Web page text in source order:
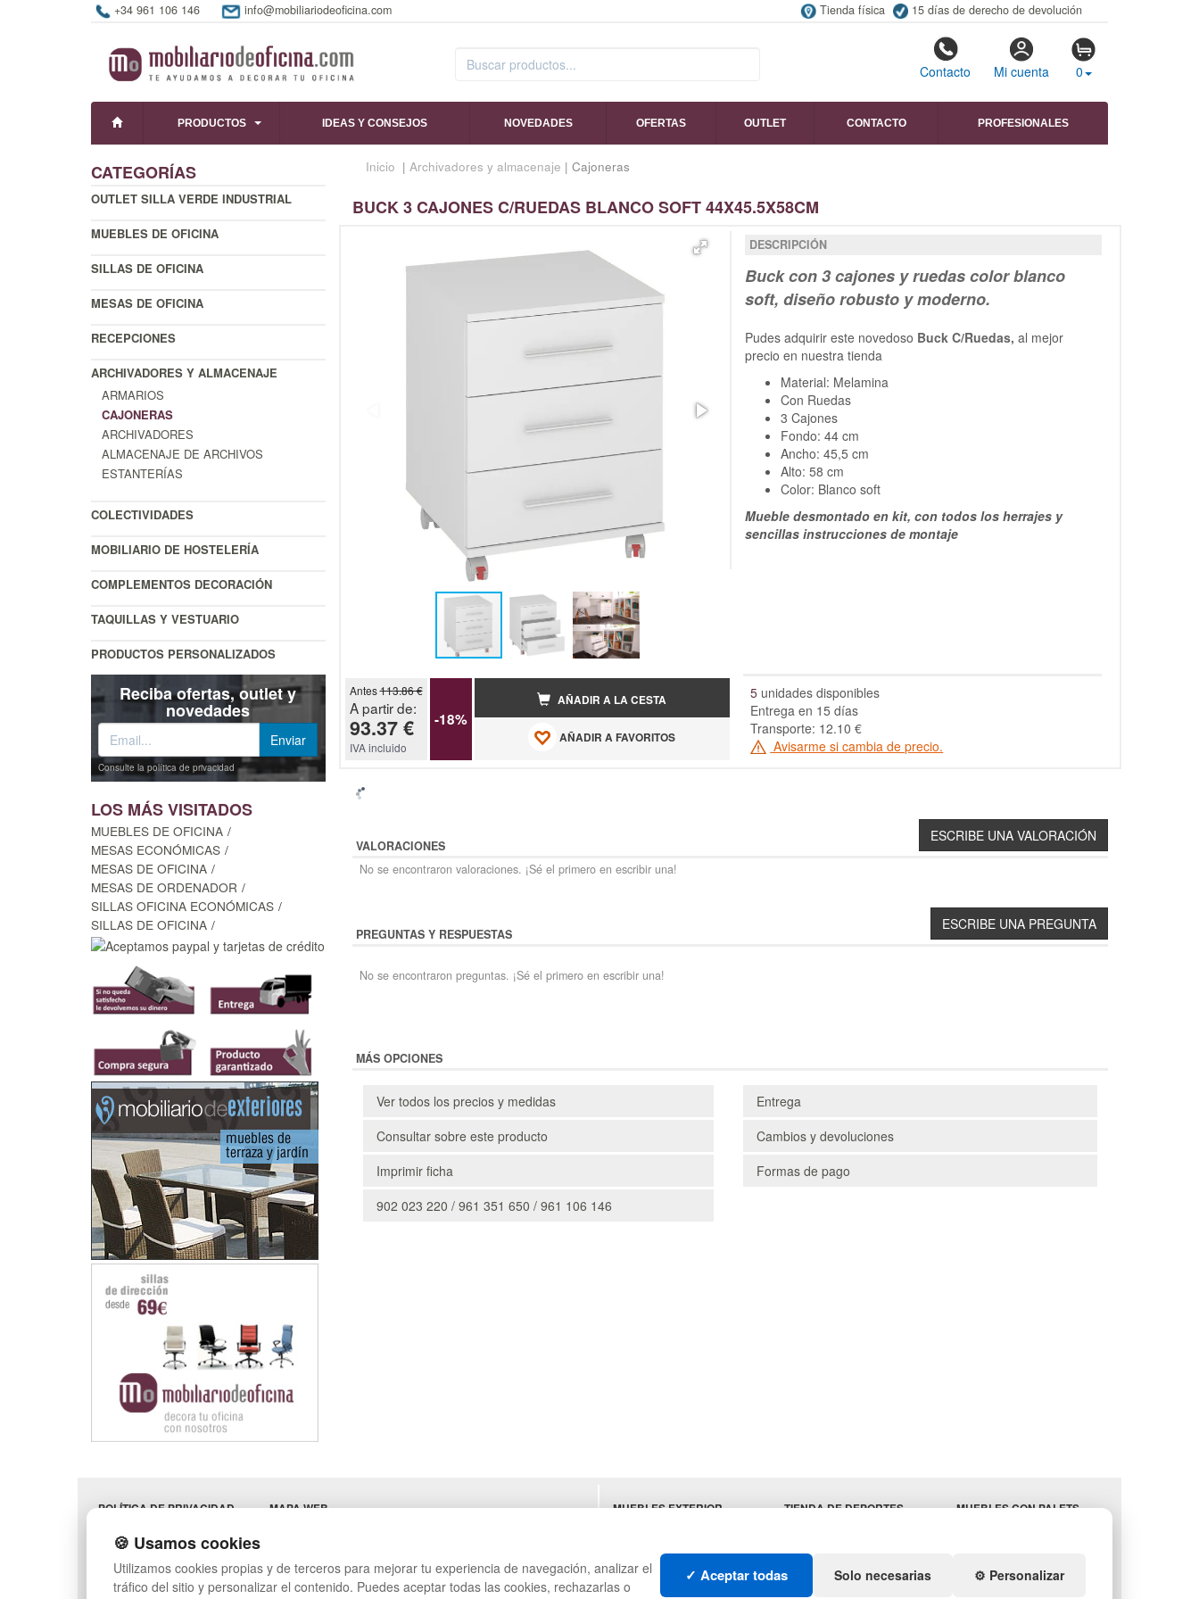
+34 961 106 146 info@mobiliariodeoficina.com Tienda física 15 días de derecho de devolución
Contacto Mi cuenta 0
PRODUCTOS IDEAS Y CONSEJOS NOVEDADES OFERTAS OUTLET CONTACTO PROFESIONALES
CATEGORÍAS
OUTLET SILLA VERDE INDUSTRIAL
MUEBLES DE OFICINA
SILLAS DE OFICINA
MESAS DE OFICINA
RECEPCIONES
ARCHIVADORES Y ALMACENAJE
ARMARIOS
CAJONERAS
ARCHIVADORES
ALMACENAJE DE ARCHIVOS
ESTANTERÍAS
COLECTIVIDADES
MOBILIARIO DE HOSTELERÍA
COMPLEMENTOS DECORACIÓN
TAQUILLAS Y VESTUARIO
PRODUCTOS PERSONALIZADOS
Reciba ofertas, outlet y
novedades
Consulte la política de privacidad
LOS MÁS VISITADOS
MUEBLES DE OFICINA
MESAS ECONÓMICAS
MESAS DE OFICINA
MESAS DE ORDENADOR
SILLAS OFICINA ECONÓMICAS
SILLAS DE OFICINA
Inicio | Archivadores y almacenaje | Cajoneras
BUCK 3 CAJONES C/RUEDAS BLANCO SOFT 44X45.5X58CM
DESCRIPCIÓN
Buck con 3 cajones y ruedas color blanco
soft, diseño robusto y moderno.
Pudes adquirir este novedoso Buck C/Ruedas, al mejor
precio en nuestra tienda
Material: Melamina
Con Ruedas
3 Cajones
Fondo: 44 cm
Ancho: 45,5 cm
Alto: 58 cm
Color: Blanco soft
Mueble desmontado en kit, con todos los herrajes y
sencillas instrucciones de montaje
Antes113.86 €
A partir de:
93.37 €
IVA incluido
-18%
AÑADIR A LA CESTA
AÑADIR A FAVORITOS
5 unidades disponibles
Entrega en 15 días
Transporte: 12.10 €
Avisarme si cambia de precio.
VALORACIONES
No se encontraron valoraciones. ¡Sé el primero en escribir una!
PREGUNTAS Y RESPUESTAS
No se encontraron preguntas. ¡Sé el primero en escribir una!
MÁS OPCIONES
Ver todos los precios y medidas
Consultar sobre este producto
Imprimir ficha
902 023 220 / 961 351 650 / 961 106 146
Entrega
Cambios y devoluciones
Formas de pago
POLÍTICA DE PRIVACIDAD
CAMBIOS Y
DEVOLUCIONES
CONTACTO
MAPA WEB
MUEBLES EXTERIOR
TIENDA DE DEPORTES
HOSTELERÍA
MUEBLES CON PALETS
🍪 Usamos cookies
Utilizamos cookies propias y de terceros para mejorar tu experiencia de navegación, analizar el
tráfico del sitio y personalizar el contenido. Puedes aceptar todas las cookies, rechazarlas o
✓ Aceptar todas Solo necesarias ⚙️ Personalizar